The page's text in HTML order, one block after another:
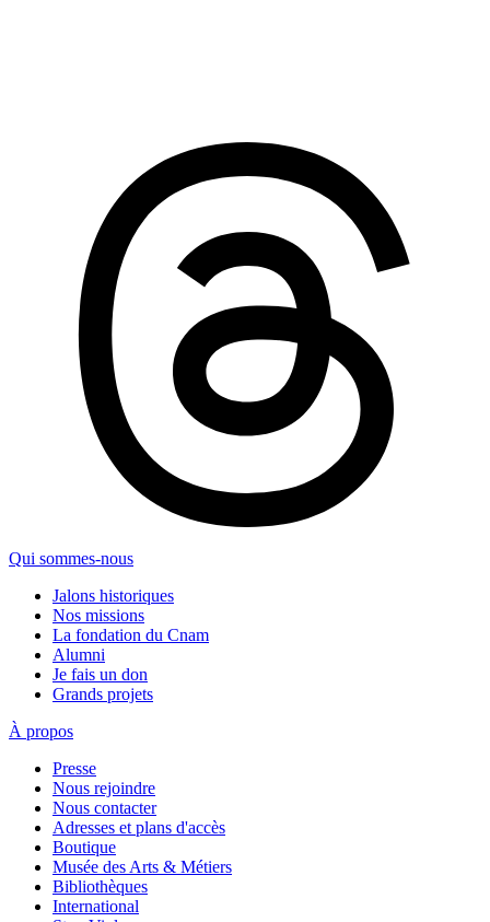
Qui sommes-nous
Jalons historiques
Nos missions
La fondation du Cnam
Alumni
Je fais un don
Grands projets
À propos
Presse
Nous rejoindre
Nous contacter
Adresses et plans d'accès
Boutique
Musée des Arts & Métiers
Bibliothèques
International